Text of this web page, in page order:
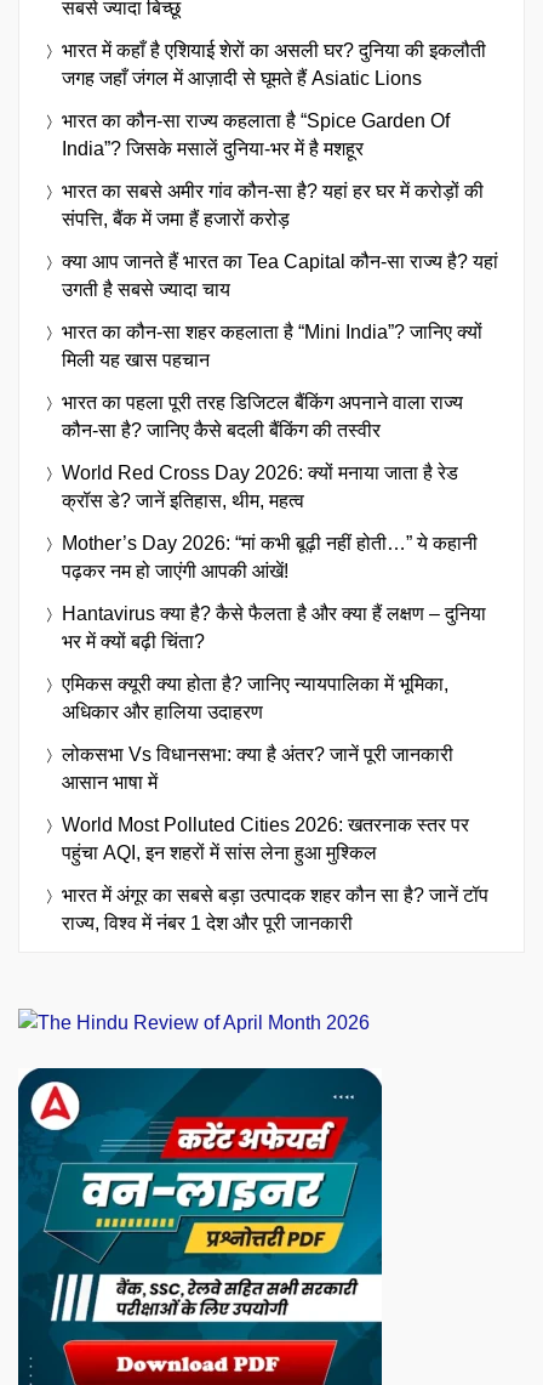
सबसे ज्यादा बिच्छू
भारत में कहाँ है एशियाई शेरों का असली घर? दुनिया की इकलौती
जगह जहाँ जंगल में आज़ादी से घूमते हैं Asiatic Lions
भारत का कौन-सा राज्य कहलाता है “Spice Garden Of
India”? जिसके मसालें दुनिया-भर में है मशहूर
भारत का सबसे अमीर गांव कौन-सा है? यहां हर घर में करोड़ों की
संपत्ति, बैंक में जमा हैं हजारों करोड़
क्या आप जानते हैं भारत का Tea Capital कौन-सा राज्य है? यहां
उगती है सबसे ज्यादा चाय
भारत का कौन-सा शहर कहलाता है “Mini India”? जानिए क्यों
मिली यह खास पहचान
भारत का पहला पूरी तरह डिजिटल बैंकिंग अपनाने वाला राज्य
कौन-सा है? जानिए कैसे बदली बैंकिंग की तस्वीर
World Red Cross Day 2026: क्यों मनाया जाता है रेड
क्रॉस डे? जानें इतिहास, थीम, महत्व
Mother’s Day 2026: “मां कभी बूढ़ी नहीं होती…” ये कहानी
पढ़कर नम हो जाएंगी आपकी आंखें!
Hantavirus क्या है? कैसे फैलता है और क्या हैं लक्षण – दुनिया
भर में क्यों बढ़ी चिंता?
एमिकस क्यूरी क्या होता है? जानिए न्यायपालिका में भूमिका,
अधिकार और हालिया उदाहरण
लोकसभा Vs विधानसभा: क्या है अंतर? जानें पूरी जानकारी
आसान भाषा में
World Most Polluted Cities 2026: खतरनाक स्तर पर
पहुंचा AQI, इन शहरों में सांस लेना हुआ मुश्किल
भारत में अंगूर का सबसे बड़ा उत्पादक शहर कौन सा है? जानें टॉप
राज्य, विश्व में नंबर 1 देश और पूरी जानकारी